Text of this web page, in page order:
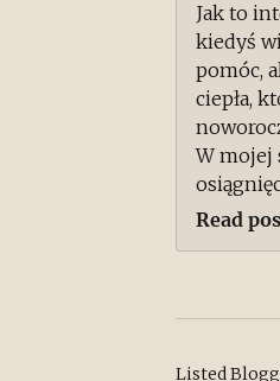
Jak to
kiedyś
pomóc,
ciepła,
W mojej
Read
Listed